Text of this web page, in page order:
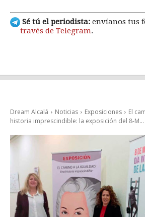
Sé tú el periodista: envíanos tus
través de Telegram.